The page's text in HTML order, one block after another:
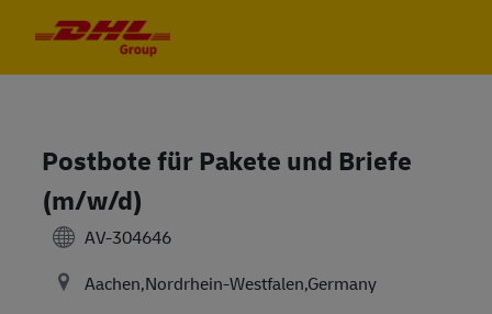
Postbote für Pakete und Briefe
(m/w/d)
AV-304646
Aachen,Nordrhein-Westfalen,Germany